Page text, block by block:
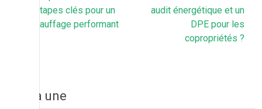
: étapes clés pour un
chauffage performant
audit énergétique et un
DPE pour les
copropriétés ?
À la une